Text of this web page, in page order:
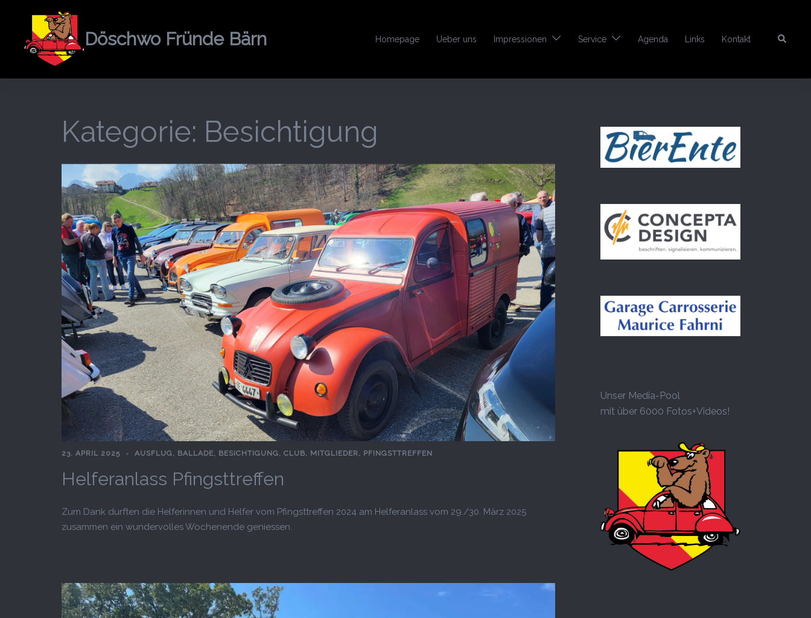
Döschwo Fründe Bärn Homepage Ueber uns Impressionen Service Agenda Links Kontakt Search
Kategorie: Besichtigung
23. APRIL 2025 AUSFLUG, BALLADE, BESICHTIGUNG, CLUB, MITGLIEDER, PFINGSTTREFFEN
Helferanlass Pfingsttreffen
Zum Dank durften die Helferinnen und Helfer vom Pfingsttreffen 2024 am Helferanlass vom 29./30. März 2025
zusammen ein wundervolles Wochenende geniessen.
Unser Media-Pool
mit über 6000 Fotos+Videos!